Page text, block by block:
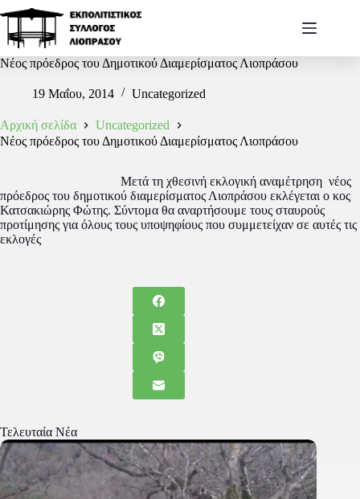
Νέος πρόεδρος του Δημοτικού Διαμερίσματος Λιοπράσου
19 Μαΐου, 2014 Uncategorized
Αρχική σελίδα
Uncategorized
Νέος πρόεδρος του Δημοτικού Διαμερίσματος Λιοπράσου
Μετά τη χθεσινή εκλογική αναμέτρηση νέος
πρόεδρος του δημοτικού διαμερίσματος Λιοπράσου εκλέγεται ο κος
Κατσακιώρης Φώτης. Σύντομα θα αναρτήσουμε τους σταυρούς
προτίμησης για όλους τους υποψηφίους που συμμετείχαν σε αυτές τις
εκλογές
Τελευταία Νέα